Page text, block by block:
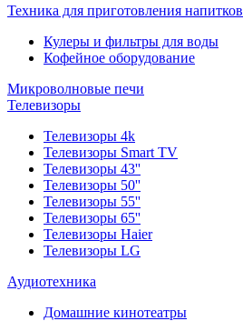
Техника для приготовления напитков
Кулеры и фильтры для воды
Кофейное оборудование
Микроволновые печи
Телевизоры
Телевизоры 4k
Телевизоры Smart TV
Телевизоры 43''
Телевизоры 50''
Телевизоры 55''
Телевизоры 65''
Телевизоры Haier
Телевизоры LG
Аудиотехника
Домашние кинотеатры